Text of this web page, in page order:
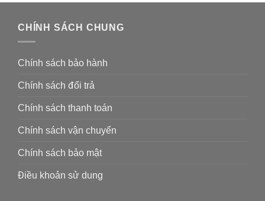
CHÍNH SÁCH CHUNG
Chính sách bảo hành
Chính sách đổi trả
Chính sách thanh toán
Chính sách vận chuyển
Chính sách bảo mật
Điều khoản sử dung